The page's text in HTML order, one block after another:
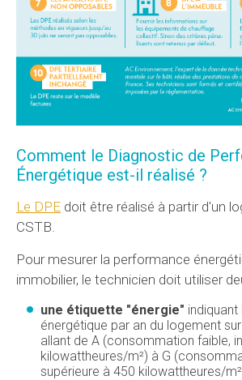
Comment le Diagnostic de
Énergétique est-il réalisé ?
Le DPE doit être réalisé à partir d'un
CSTB.
Pour mesurer la performance
immobilier, le technicien doit utiliser
une étiquette "énergie"
énergétique par an du logement
allant de A (consommation faible,
kilowattheures/m²) à G
supérieure à 450 kilowattheures/